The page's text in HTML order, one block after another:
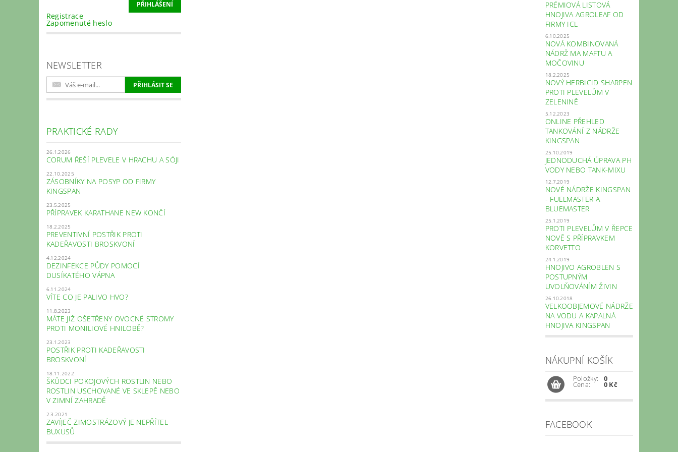
Registrace
Zapomenuté heslo
NEWSLETTER
PRAKTICKÉ RADY
26.1.2026
CORUM ŘEŠÍ PLEVELE V HRACHU A SÓJI
22.10.2025
ZÁSOBNÍKY NA POSYP OD FIRMY
KINGSPAN
23.5.2025
PŘÍPRAVEK KARATHANE NEW KONČÍ
18.2.2025
PREVENTIVNÍ POSTŘIK PROTI
KADEŘAVOSTI BROSKVONÍ
4.12.2024
DEZINFEKCE PŮDY POMOCÍ
DUSÍKATÉHO VÁPNA
6.11.2024
VÍTE CO JE PALIVO HVO?
11.8.2023
MÁTE JIŽ OŠETŘENY OVOCNÉ STROMY
PROTI MONILIOVÉ HNILOBĚ?
23.1.2023
POSTŘIK PROTI KADEŘAVOSTI
BROSKVONÍ
18.11.2022
ŠKŮDCI POKOJOVÝCH ROSTLIN NEBO
ROSTLIN USCHOVANÉ VE SKLEPĚ NEBO
V ZIMNÍ ZAHRADĚ
2.3.2021
ZAVÍJEČ ZIMOSTRÁZOVÝ JE NEPŘÍTEL
BUXUSŮ
PRÉMIOVÁ LISTOVÁ
HNOJIVA AGROLEAF OD
FIRMY ICL
6.10.2025
NOVÁ KOMBINOVANÁ
NÁDRŽ MA MAFTU A
MOČOVINU
18.2.2025
NOVÝ HERBICID SHARPEN
PROTI PLEVELŮM V
ZELENINĚ
5.12.2023
ONLINE PŘEHLED
TANKOVÁNÍ Z NÁDRŽE
KINGSPAN
25.10.2019
JEDNODUCHÁ ÚPRAVA PH
VODY NEBO TANK-MIXU
12.7.2019
NOVÉ NÁDRŽE KINGSPAN
- FUELMASTER A
BLUEMASTER
25.1.2019
PROTI PLEVELŮM V ŘEPCE
NOVĚ S PŘÍPRAVKEM
KORVETTO
24.1.2019
HNOJIVO AGROBLEN S
POSTUPNÝM
UVOLŇOVÁNÍM ŽIVIN
26.10.2018
VELKOOBJEMOVÉ NÁDRŽE
NA VODU A KAPALNÁ
HNOJIVA KINGSPAN
NÁKUPNÍ KOŠÍK
Položky:
Cena:
0
0 Kč
FACEBOOK